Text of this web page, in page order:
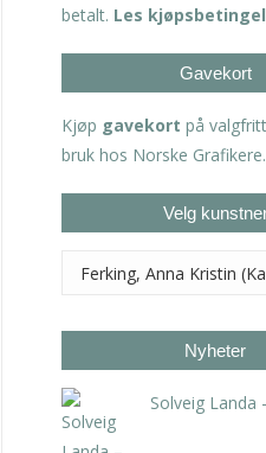
betalt. Les
Gavekort
Kjøp gavekort på
bruk hos Norske Grafikere.
Velg
Nyheter
Solveig Landa